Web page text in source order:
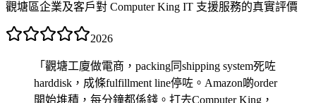
觀塘區企業及客戶對 Computer King IT 支援服務的真實評價
2026
「 觀塘工廈做電商，packing同shipping system死咗
harddisk，成條fulfillment line停咗。Amazon啲order
開始堆積，每分鐘都係錢。打去Computer King，